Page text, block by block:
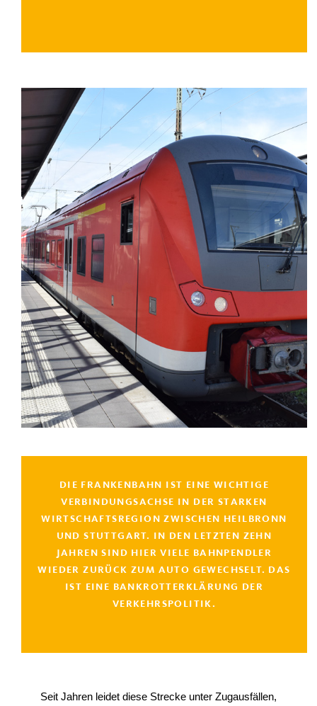
DIE FRANKENBAHN IST EINE WICHTIGE
VERBINDUNGSACHSE IN DER STARKEN
WIRTSCHAFTSREGION ZWISCHEN HEILBRONN
UND STUTTGART. IN DEN LETZTEN ZEHN
JAHREN SIND HIER VIELE BAHNPENDLER
WIEDER ZURÜCK ZUM AUTO GEWECHSELT. DAS
IST EINE BANKROTTERKLÄRUNG DER
VERKEHRSPOLITIK.
Seit Jahren leidet diese Strecke unter Zugausfällen,